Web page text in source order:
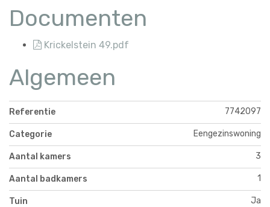
Documenten
Krickelstein 49.pdf
Algemeen
Referentie 7742097
Categorie Eengezinswoning
Aantal kamers 3
Aantal badkamers 1
Tuin Ja